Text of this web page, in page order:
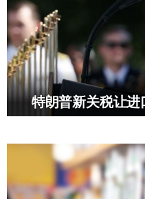
特朗普新关税让